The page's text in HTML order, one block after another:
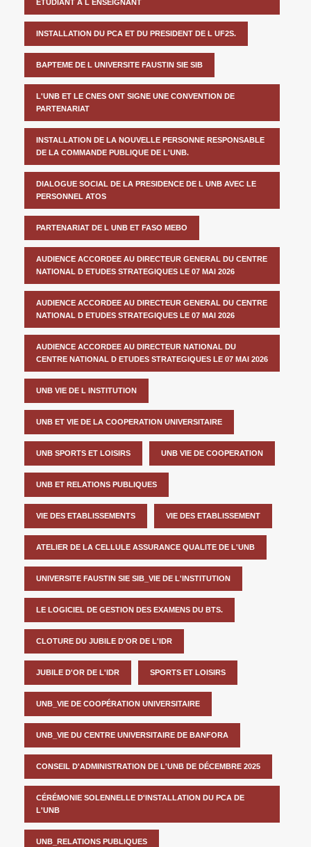
ETUDIANT A L ENSEIGNANT
INSTALLATION DU PCA ET DU PRESIDENT DE L UF2S.
BAPTEME DE L UNIVERSITE FAUSTIN SIE SIB
L'UNB ET LE CNES ONT SIGNE UNE CONVENTION DE
PARTENARIAT
INSTALLATION DE LA NOUVELLE PERSONNE RESPONSABLE
DE LA COMMANDE PUBLIQUE DE L'UNB.
DIALOGUE SOCIAL DE LA PRESIDENCE DE L UNB AVEC LE
PERSONNEL ATOS
PARTENARIAT DE L UNB ET FASO MEBO
AUDIENCE ACCORDEE AU DIRECTEUR GENERAL DU CENTRE
NATIONAL D ETUDES STRATEGIQUES LE 07 MAI 2026
AUDIENCE ACCORDEE AU DIRECTEUR GENERAL DU CENTRE
NATIONAL D ETUDES STRATEGIQUES LE 07 MAI 2026
AUDIENCE ACCORDEE AU DIRECTEUR NATIONAL DU
CENTRE NATIONAL D ETUDES STRATEGIQUES LE 07 MAI 2026
UNB VIE DE L INSTITUTION
UNB ET VIE DE LA COOPERATION UNIVERSITAIRE
UNB SPORTS ET LOISIRS UNB VIE DE COOPERATION
UNB ET RELATIONS PUBLIQUES
VIE DES ETABLISSEMENTS VIE DES ETABLISSEMENT
ATELIER DE LA CELLULE ASSURANCE QUALITE DE L'UNB
UNIVERSITE FAUSTIN SIE SIB_VIE DE L'INSTITUTION
LE LOGICIEL DE GESTION DES EXAMENS DU BTS.
CLOTURE DU JUBILE D'OR DE L'IDR
JUBILE D'OR DE L'IDR SPORTS ET LOISIRS
UNB_VIE DE COOPÉRATION UNIVERSITAIRE
UNB_VIE DU CENTRE UNIVERSITAIRE DE BANFORA
CONSEIL D'ADMINISTRATION DE L'UNB DE DÉCEMBRE 2025
CÉRÉMONIE SOLENNELLE D'INSTALLATION DU PCA DE
L'UNB
UNB_RELATIONS PUBLIQUES